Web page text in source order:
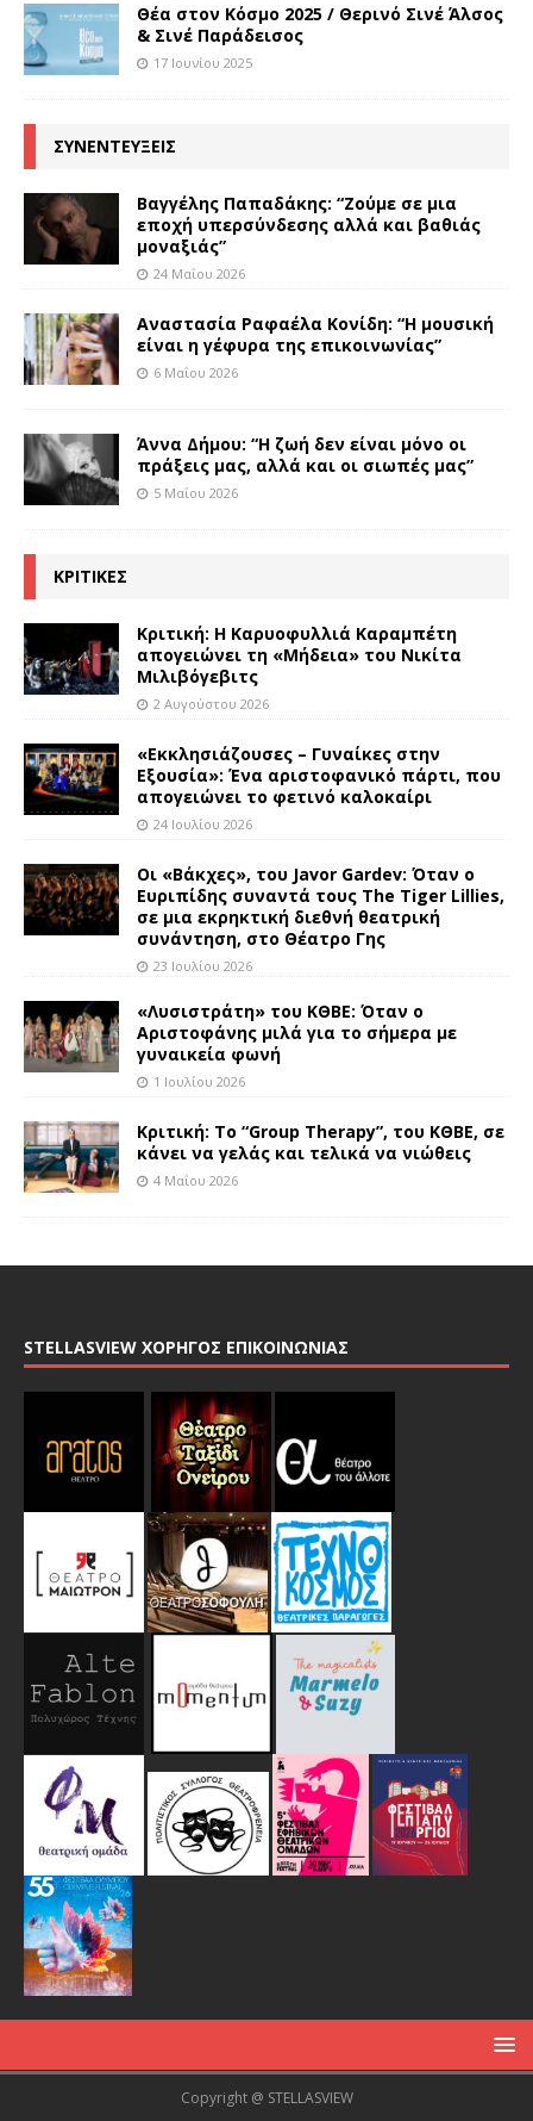
Θέα στον Κόσμο 2025 / Θερινό Σινέ Άλσος
& Σινέ Παράδεισος
17 Ιουνίου 2025
ΣΥΝΕΝΤΕΥΞΕΙΣ
Βαγγέλης Παπαδάκης: “Ζούμε σε μια
εποχή υπερσύνδεσης αλλά και βαθιάς
μοναξιάς”
24 Μαΐου 2026
Αναστασία Ραφαέλα Κονίδη: “Η μουσική
είναι η γέφυρα της επικοινωνίας”
6 Μαΐου 2026
Άννα Δήμου: “Η ζωή δεν είναι μόνο οι
πράξεις μας, αλλά και οι σιωπές μας”
5 Μαΐου 2026
ΚΡΙΤΙΚΕΣ
Κριτική: Η Καρυοφυλλιά Καραμπέτη
απογειώνει τη «Μήδεια» του Νικίτα
Μιλιβόγεβιτς
2 Αυγούστου 2026
«Εκκλησιάζουσες – Γυναίκες στην
Εξουσία»: Ένα αριστοφανικό πάρτι, που
απογειώνει το φετινό καλοκαίρι
24 Ιουλίου 2026
Οι «Βάκχες», του Javor Gardev: Όταν ο
Ευριπίδης συναντά τους The Tiger Lillies,
σε μια εκρηκτική διεθνή θεατρική
συνάντηση, στο Θέατρο Γης
23 Ιουλίου 2026
«Λυσιστράτη» του ΚΘΒΕ: Όταν ο
Αριστοφάνης μιλά για το σήμερα με
γυναικεία φωνή
1 Ιουλίου 2026
Κριτική: Το “Group Therapy”, του ΚΘΒΕ, σε
κάνει να γελάς και τελικά να νιώθεις
4 Μαΐου 2026
STELLASVIEW ΧΟΡΗΓΟΣ ΕΠΙΚΟΙΝΩΝΙΑΣ
Copyright @ STELLASVIEW